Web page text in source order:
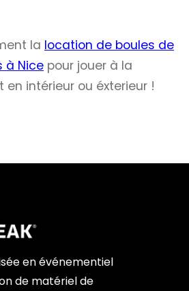
la location de boules de
à Nice pour jouer à la
en intérieur ou éxterieur !
en événementiel
de matériel de